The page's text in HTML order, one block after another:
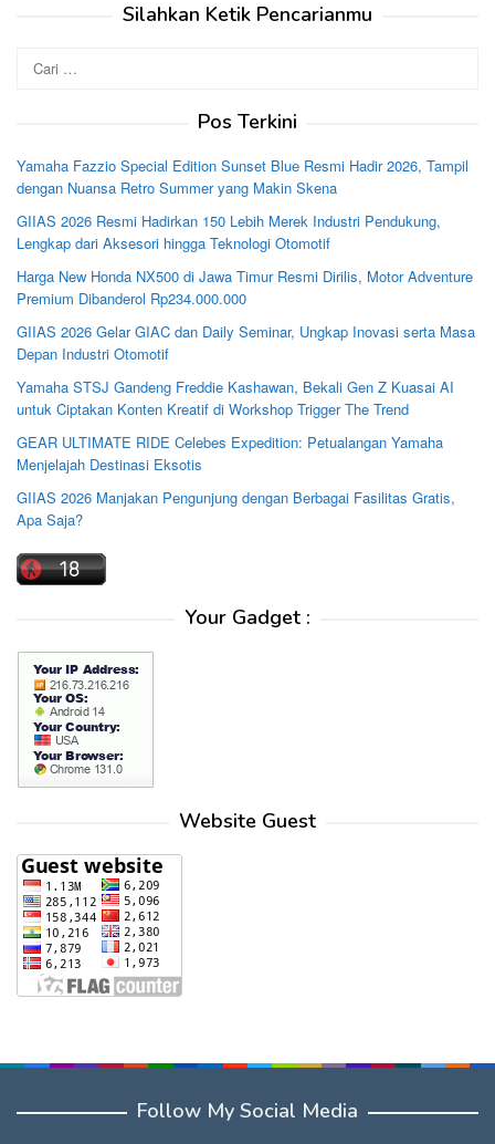
Silahkan Ketik Pencarianmu
untuk:
Pos Terkini
Yamaha Fazzio Special Edition Sunset Blue Resmi Hadir 2026, Tampil
dengan Nuansa Retro Summer yang Makin Skena
GIIAS 2026 Resmi Hadirkan 150 Lebih Merek Industri Pendukung,
Lengkap dari Aksesori hingga Teknologi Otomotif
Harga New Honda NX500 di Jawa Timur Resmi Dirilis, Motor Adventure
Premium Dibanderol Rp234.000.000
GIIAS 2026 Gelar GIAC dan Daily Seminar, Ungkap Inovasi serta Masa
Depan Industri Otomotif
Yamaha STSJ Gandeng Freddie Kashawan, Bekali Gen Z Kuasai AI
untuk Ciptakan Konten Kreatif di Workshop Trigger The Trend
GEAR ULTIMATE RIDE Celebes Expedition: Petualangan Yamaha
Menjelajah Destinasi Eksotis
GIIAS 2026 Manjakan Pengunjung dengan Berbagai Fasilitas Gratis,
Apa Saja?
Your Gadget :
Website Guest
Follow My Social Media